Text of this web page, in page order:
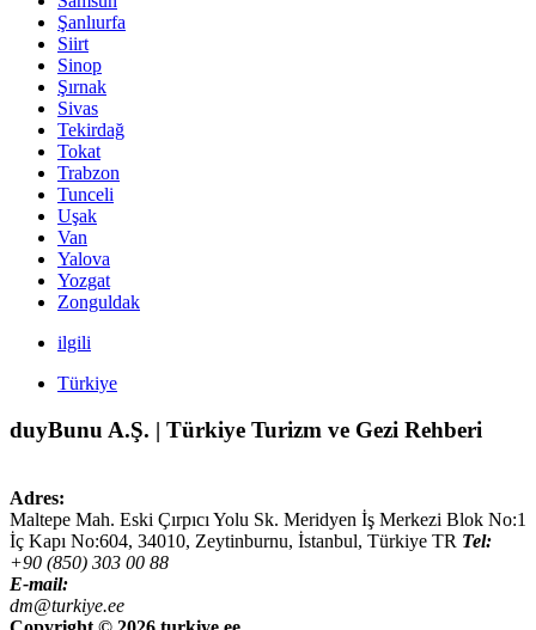
Şanlıurfa
Siirt
Sinop
Şırnak
Sivas
Tekirdağ
Tokat
Trabzon
Tunceli
Uşak
Van
Yalova
Yozgat
Zonguldak
ilgili
Türkiye
duyBunu A.Ş. | Türkiye Turizm ve Gezi Rehberi
Adres:
Maltepe Mah. Eski Çırpıcı Yolu Sk. Meridyen İş Merkezi Blok No:1
İç Kapı No:604, 34010, Zeytinburnu, İstanbul, Türkiye TR Tel:
+90 (850) 303 00 88
E-mail:
dm@turkiye.ee